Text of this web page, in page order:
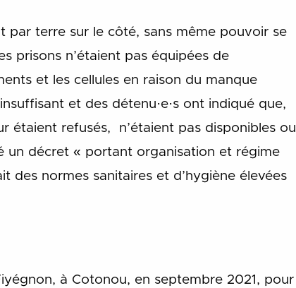
par terre sur le côté, sans même pouvoir se
prisons n’étaient pas équipées de
et les cellules en raison du manque
et des détenu·e·s ont indiqué que,
étaient refusés, n’étaient pas disponibles ou
un décret « portant organisation et régime
des normes sanitaires et d’hygiène élevées
à Cotonou, en septembre 2021, pour